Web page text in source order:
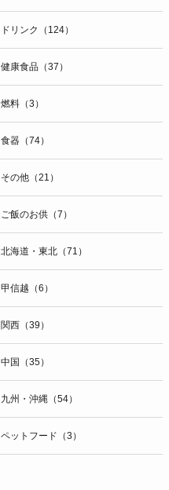
ドリンク（124）
健康食品（37）
燃料（3）
食器（74）
その他（21）
ご飯のお供（7）
北海道・東北（71）
甲信越（6）
関西（39）
中国（35）
九州・沖縄（54）
ペットフード（3）